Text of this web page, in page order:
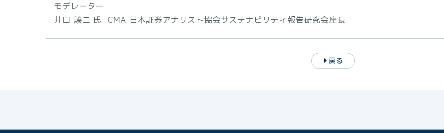
モデレーター
井口 譲二 氏 CMA 日本証券アナリスト協会サステナビリティ報告研究会座長
戻る